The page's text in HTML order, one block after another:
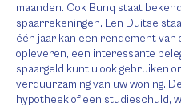
maanden. Ook Bunq staat
spaarrekeningen. Een Duitse
één jaar kan een rendement
opleveren, een interessante
spaargeld kunt u ook gebruiken
verduurzaming van uw woning.
hypotheek of een studieschuld,